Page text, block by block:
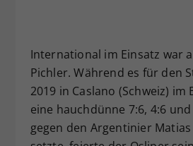
International im Einsatz war
Pichler. Während es für den
2019 in Caslano (Schweiz) im
eine hauchdünne 7:6, 4:6
gegen den Argentinier